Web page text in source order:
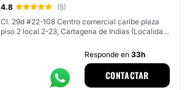
4.8
(5)
Cl. 29d #22-108 Centro comercial caribe plaza
piso 2 local 2-23, Cartagena de Indias (Localidad
Responde en 33h
CONTACTAR